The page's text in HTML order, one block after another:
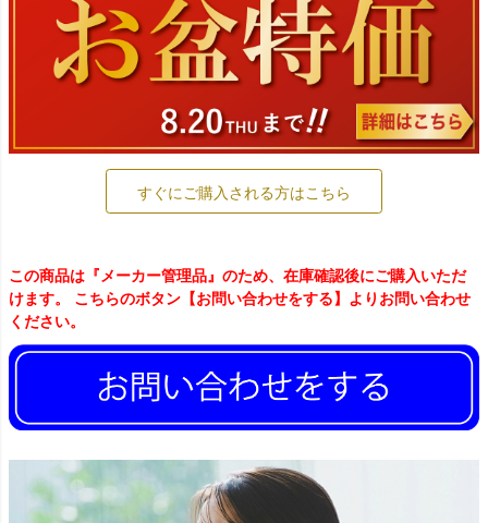
すぐにご購入される方はこちら
この商品は『メーカー管理品』のため、在庫確認後にご購入いただ
けます。 こちらのボタン【お問い合わせをする】よりお問い合わせ
ください。